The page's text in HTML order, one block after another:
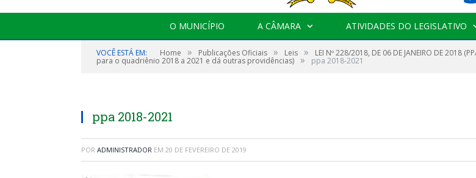
O MUNICÍPIO A CÂMARA ATIVIDADES DO LEGISLATIVO
VOCÊ ESTÁ EM: Home » Publicações Oficiais » Leis » LEI Nº 228/2018, DE 06 DE JANEIRO DE
para o quadriênio 2018 a 2021 e dá outras providências) » ppa 2018-2021
ppa 2018-2021
POR ADMINISTRADOR EM 20 DE FEVEREIRO DE 2019